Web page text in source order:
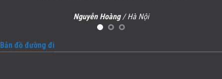
Nguyễn Hoàng /Hà Nội
Bản đồ đường đi